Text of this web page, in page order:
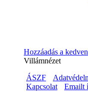
Hozzáadás a
Villámnézet
ÁSZF
Kapcsolat
Emailt